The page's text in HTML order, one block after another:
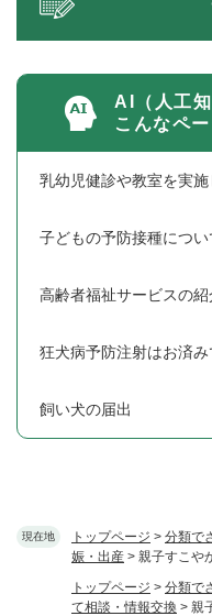
現在地 トップページ > 分類で
娠・出産 > 親子すこや
トップページ > 分類で
て相談・情報交換 > 親
AI（人工
こんなペ
乳幼児健診や教室を実施
子どもの予防接種につい
高齢者福祉サービスの紹
狂犬病予防注射はお済
飼い犬の届出